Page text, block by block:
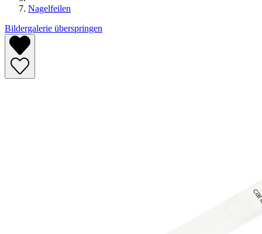
Nagelfeilen
Bildergalerie überspringen